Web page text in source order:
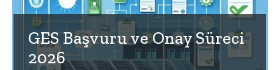
GES Başvuru ve Onay Süreci
2026